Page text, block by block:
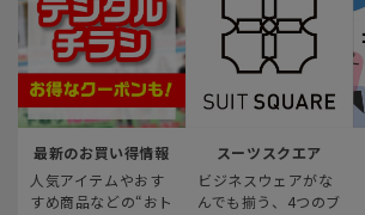
最新のお買い得情報
人気アイテムやおす
すめ商品などの“おト
スーツスクエア
ビジネスウェアがな
んでも揃う、4つのブ